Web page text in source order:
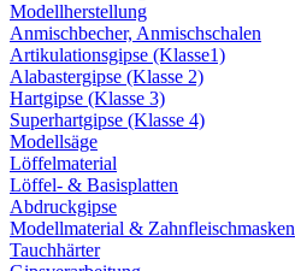
Modellherstellung
Anmischbecher, Anmischschalen
Artikulationsgipse (Klasse1)
Alabastergipse (Klasse 2)
Hartgipse (Klasse 3)
Superhartgipse (Klasse 4)
Modellsäge
Löffelmaterial
Löffel- & Basisplatten
Abdruckgipse
Modellmaterial & Zahnfleischmasken
Tauchhärter